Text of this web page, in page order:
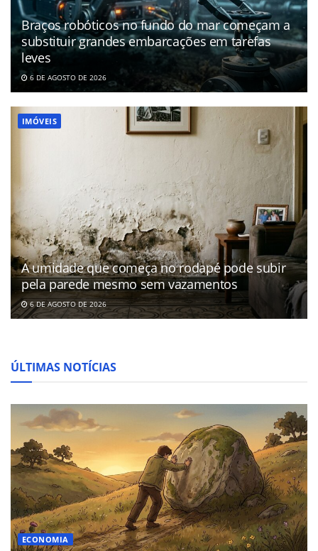
Braços robóticos no fundo do mar começam a
substituir grandes embarcações em tarefas
leves
6 DE AGOSTO DE 2026
IMÓVEIS
A umidade que começa no rodapé pode subir
pela parede mesmo sem vazamentos
6 DE AGOSTO DE 2026
ÚLTIMAS NOTÍCIAS
ECONOMIA